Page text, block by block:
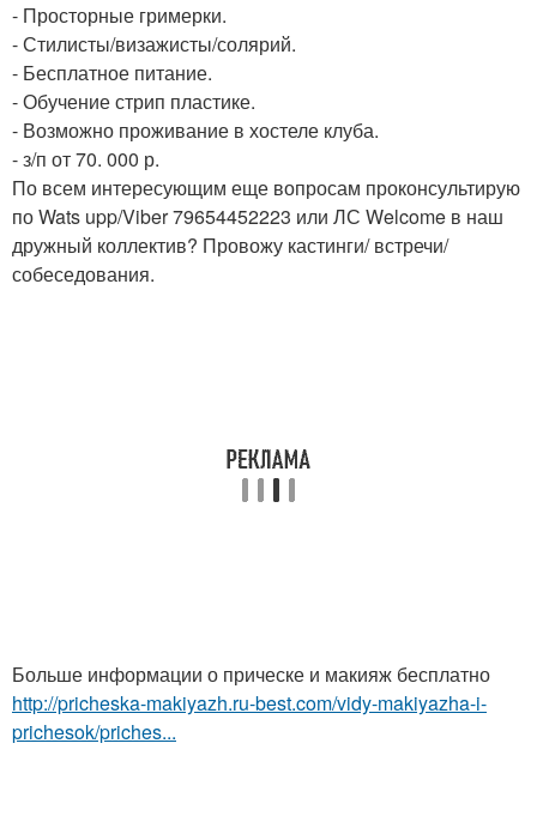
- Просторные гримерки.
- Стилисты/визажисты/солярий.
- Бесплатное питание.
- Обучение стрип пластике.
- Возможно проживание в хостеле клуба.
- з/п от 70. 000 р.
По всем интересующим еще вопросам проконсультирую
по Wats upp/Viber 79654452223 или ЛС Welcome в наш
дружный коллектив? Провожу кастинги/ встречи/
собеседования.
Больше информации о прическе и макияж бесплатно
http://pricheska-makiyazh.ru-best.com/vidy-makiyazha-i-
prichesok/priches...